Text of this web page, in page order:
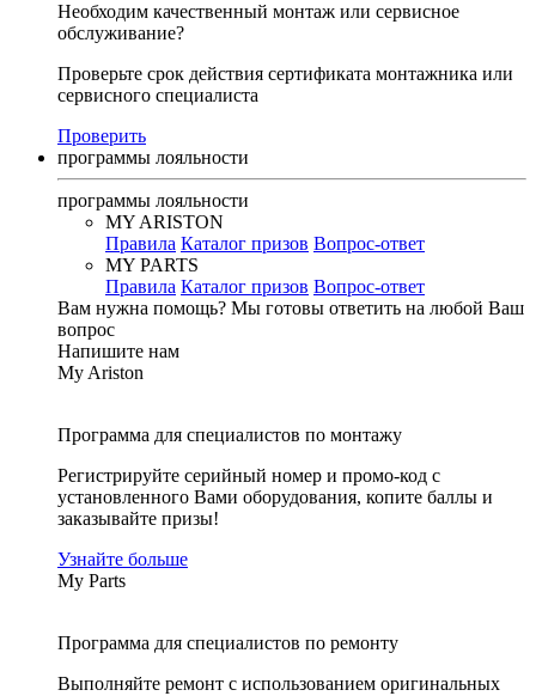
Необходим качественный монтаж или сервисное
обслуживание?
Проверьте срок действия сертификата монтажника или
сервисного специалиста
Проверить
программы лояльности
программы лояльности
MY ARISTON
Правила Каталог призов Вопрос-ответ
MY PARTS
Правила Каталог призов Вопрос-ответ
Вам нужна помощь? Мы готовы ответить на любой Ваш
вопрос
Напишите нам
My Ariston
Программа для специалистов по монтажу
Регистрируйте серийный номер и промо-код с
установленного Вами оборудования, копите баллы и
заказывайте призы!
Узнайте больше
My Parts
Программа для специалистов по ремонту
Выполняйте ремонт с использованием оригинальных